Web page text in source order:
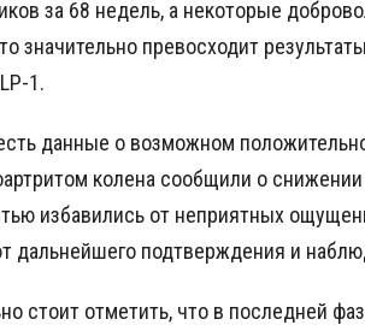
за 68 недель, а некоторые
значительно превосходит
1.
данные о возможном
колена сообщили о
избавились от неприятных
дальнейшего подтверждения и
стоит отметить, что в последней